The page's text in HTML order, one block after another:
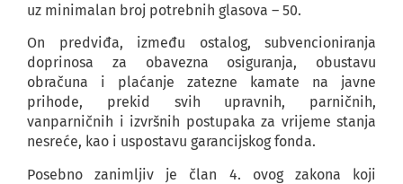
uz minimalan broj potrebnih glasova – 50.
On predviđa, između ostalog, subvencioniranja
doprinosa za obavezna osiguranja, obustavu
obračuna i plaćanje zatezne kamate na javne
prihode, prekid svih upravnih, parničnih,
vanparničnih i izvršnih postupaka za vrijeme stanja
nesreće, kao i uspostavu garancijskog fonda.
Posebno zanimljiv je član 4. ovog zakona koji